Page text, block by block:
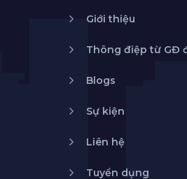
Giới thiệu
Thông điệp từ GĐ
Blogs
Sự kiện
Liên hệ
Tuyển dụng